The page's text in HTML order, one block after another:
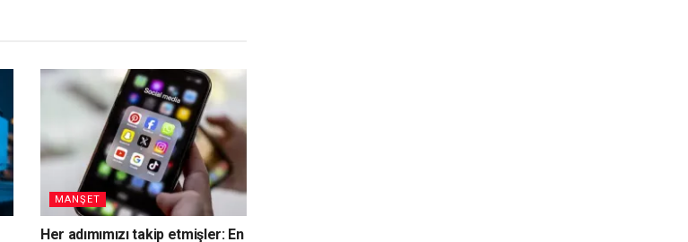
MANŞET
Her adımımızı takip etmişler: En